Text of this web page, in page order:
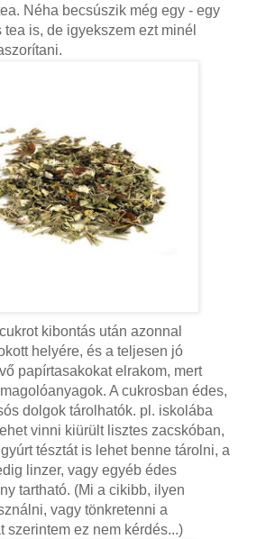
Néha becsúszik még egy - egy
is, de igyekszem ezt minél
kibontás után azonnal
helyére, és a teljesen jó
papírtasakokat elrakom, mert
A cukrosban édes,
dolgok tárolhatók. pl. iskolába
vinni kiürült lisztes zacskóban,
tésztát is lehet benne tárolni, a
linzer, vagy egyéb édes
tartható. (Mi a cikibb, ilyen
vagy tönkretenni a
szerintem ez nem kérdés...)